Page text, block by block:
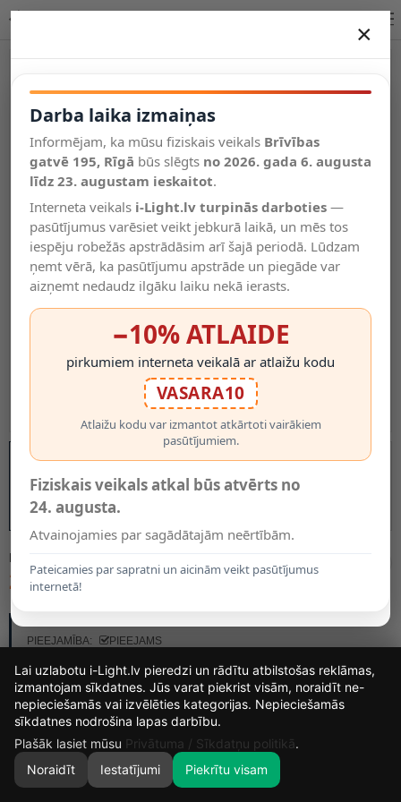
Salīdzināt
Vēlmju
saraksts
Valodas
0
MODELIS:
24.95€
PIEEJAMĪBA:
PIEEJAMS
×
Darba laika izmaiņas
Informējam, ka mūsu fiziskais veikals Brīvības
gatvē 195, Rīgā būs slēgts no 2026. gada 6. augusta
līdz 23. augustam ieskaitot.
Interneta veikals i-Light.lv turpinās darboties —
pasūtījumus varēsiet veikt jebkurā laikā, un mēs tos
iespēju robežās apstrādāsim arī šajā periodā. Lūdzam
ņemt vērā, ka pasūtījumu apstrāde un piegāde var
aizņemt nedaudz ilgāku laiku nekā ierasts.
−10% ATLAIDE
pirkumiem interneta veikalā ar atlaižu kodu
VASARA10
Atlaižu kodu var izmantot atkārtoti vairākiem
pasūtījumiem.
Fiziskais veikals atkal būs atvērts no
24. augusta.
Atvainojamies par sagādātajām neērtībām.
Pateicamies par sapratni un aicinām veikt pasūtījumus
internetā!
16
DIENAS
16
STUNDAS
2
MIN.
6
Lai uzlabotu i-Light.lv pieredzi un rādītu atbilstošas reklāmas,
izmantojam sīkdatnes. Jūs varat piekrist visām, noraidīt ne-
nepieciešamās vai izvēlēties kategorijas. Nepieciešamās
sīkdatnes nodrošina lapas darbību.
Plašāk lasiet mūsu Privātuma / Sīkdatņu politikā.
Noraidīt
Iestatījumi Piekrītu visam